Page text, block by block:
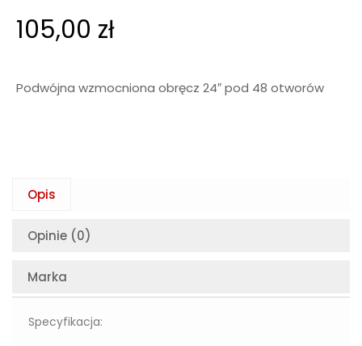
105,00 zł
Podwójna wzmocniona obręcz 24″ pod 48 otworów
Opis
Opinie (0)
Marka
Specyfikacja: